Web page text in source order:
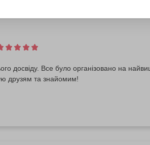
досвіду. Все було організовано на
друзям та знайомим!